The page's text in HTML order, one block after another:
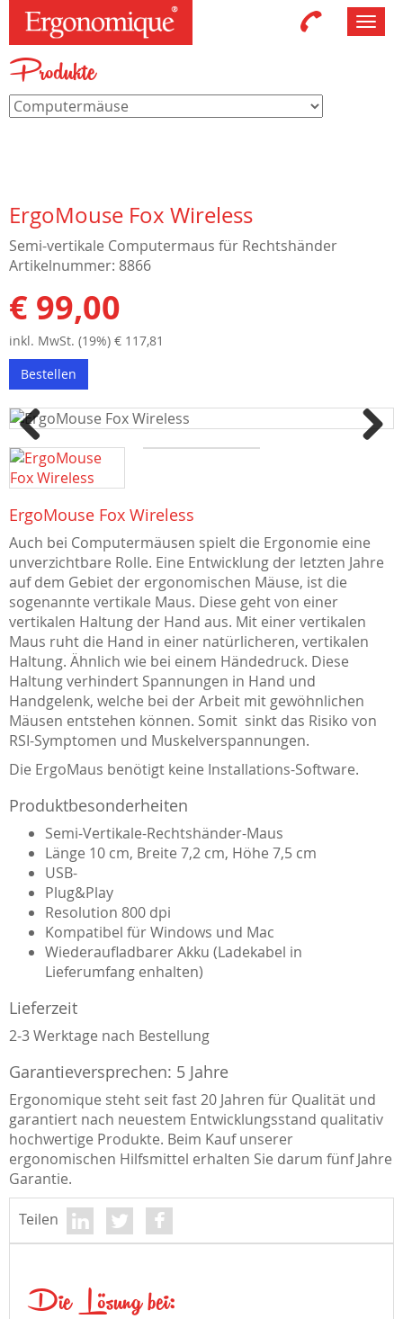
Produkte
ErgoMouse Fox Wireless
Semi-vertikale Computermaus für Rechtshänder
Artikelnummer: 8866
€ 99,00
inkl. MwSt. (19%) € 117,81
Bestellen
Previous
ErgoMouse Fox Wireless
Auch bei Computermäusen spielt die Ergonomie eine
unverzichtbare Rolle. Eine Entwicklung der letzten Jahre
auf dem Gebiet der ergonomischen Mäuse, ist die
sogenannte vertikale Maus. Diese geht von einer
vertikalen Haltung der Hand aus. Mit einer vertikalen
Maus ruht die Hand in einer natürlicheren, vertikalen
Haltung. Ähnlich wie bei einem Händedruck. Diese
Haltung verhindert Spannungen in Hand und
Handgelenk, welche bei der Arbeit mit gewöhnlichen
Mäusen entstehen können. Somit sinkt das Risiko von
RSI-Symptomen und Muskelverspannungen.
Die ErgoMaus benötigt keine Installations-Software.
Produktbesonderheiten
Semi-Vertikale-Rechtshänder-Maus
Länge 10 cm, Breite 7,2 cm, Höhe 7,5 cm
USB-
Plug&Play
Resolution 800 dpi
Kompatibel für Windows und Mac
Wiederaufladbarer Akku (Ladekabel in
Lieferumfang enhalten)
Lieferzeit
2-3 Werktage nach Bestellung
Garantieversprechen: 5 Jahre
Ergonomique steht seit fast 20 Jahren für Qualität und
garantiert nach neuestem Entwicklungsstand qualitativ
hochwertige Produkte. Beim Kauf unserer
ergonomischen Hilfsmittel erhalten Sie darum fünf Jahre
Garantie.
Teilen
Die Lösung bei: